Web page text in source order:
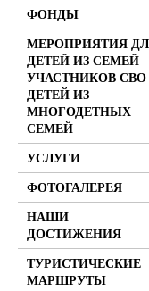
ФОНДЫ
МЕРОПРИЯТИЯ
ДЕТЕЙ ИЗ СЕМЕЙ
УЧАСТНИКОВ СВО
ДЕТЕЙ ИЗ
МНОГОДЕТНЫХ
СЕМЕЙ
УСЛУГИ
ФОТОГАЛЕРЕЯ
НАШИ
ДОСТИЖЕНИЯ
ТУРИСТИЧЕСКИЕ
МАРШРУТЫ